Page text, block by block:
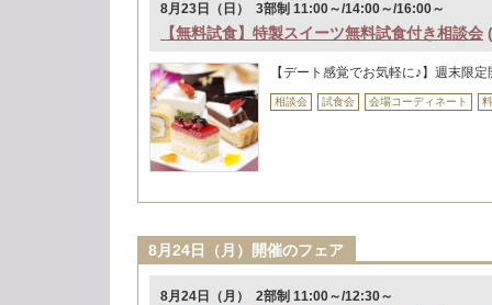
8月23日（日） 3部制 11:00～/14:00～/16:00～
【無料試食】特製スイーツ無料試食付き相談会 (
【デート感覚でお気軽に♪】週末限
相談会 試食会 会場コーディネート
8月24日（月）開催のフェア
8月24日（月） 2部制 11:00～/12:30～